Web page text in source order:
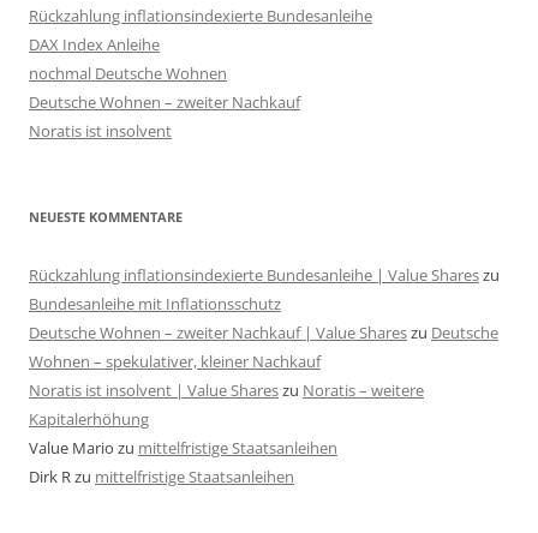
Rückzahlung inflationsindexierte Bundesanleihe
DAX Index Anleihe
nochmal Deutsche Wohnen
Deutsche Wohnen – zweiter Nachkauf
Noratis ist insolvent
NEUESTE KOMMENTARE
Rückzahlung inflationsindexierte Bundesanleihe | Value Shareszu
Bundesanleihe mit Inflationsschutz
Deutsche Wohnen – zweiter Nachkauf | Value Shareszu Deutsche
Wohnen – spekulativer, kleiner Nachkauf
Noratis ist insolvent | Value Shareszu Noratis – weitere
Kapitalerhöhung
Value Mario zu mittelfristige Staatsanleihen
Dirk Rzu mittelfristige Staatsanleihen